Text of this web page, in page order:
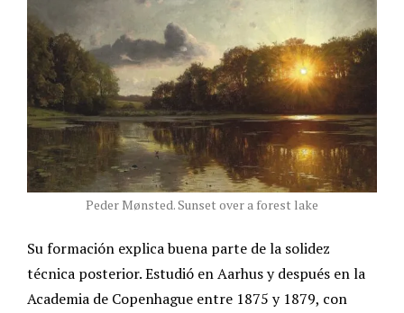
Peder Mønsted. Sunset over a forest lake
Su formación explica buena parte de la solidez
técnica posterior. Estudió en Aarhus y después en la
Academia de Copenhague entre 1875 y 1879, con